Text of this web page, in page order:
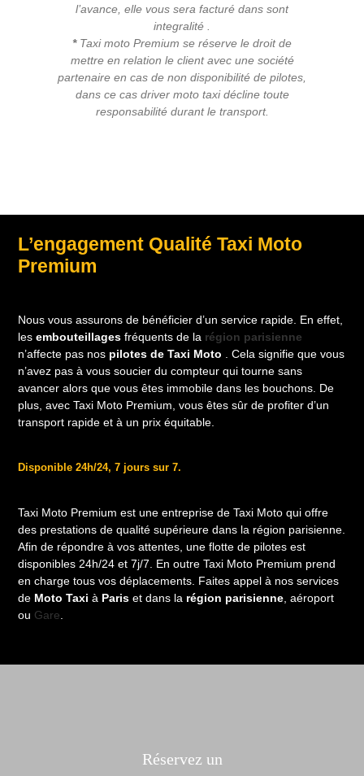
l’avance, elle vous sera facturé dans sont
integralité .
* Taxi moto Premium se réserve le droit de
mettre en relation le client avec une société
partenaire en cas de non disponibilité de pilotes,
dans ce cas driver moto taxi décline toute
responsabilité durant le transport.
L’engagement Qualité Taxi Moto
Premium
Nous vous assurons de bénéficier d’un service rapide. En effet,
lesembouteillagesfréquents de la région parisienne
n’affecte pas nos pilotes de Taxi Moto . Cela signifie que vous
n’avez pas à vous soucier du compteur qui tourne sans
avancer alors que vous êtes immobile dans les bouchons. De
plus, avec Taxi Moto Premium, vous êtes sûr de profiter d’un
transport rapide et à un prix équitable.
Disponible 24h/24, 7 jours sur 7.
Taxi Moto Premium est une entreprise de Taxi Moto qui offre
des prestations de qualité supérieure dans la région parisienne.
Afin de répondre à vos attentes, une flotte de pilotes est
disponibles 24h/24 et 7j/7. En outre Taxi Moto Premium prend
en charge tous vos déplacements. Faites appel à nos services
de Moto Taxi à Paris et dans la région parisienne , aéroport
ou Gare
Réservez un